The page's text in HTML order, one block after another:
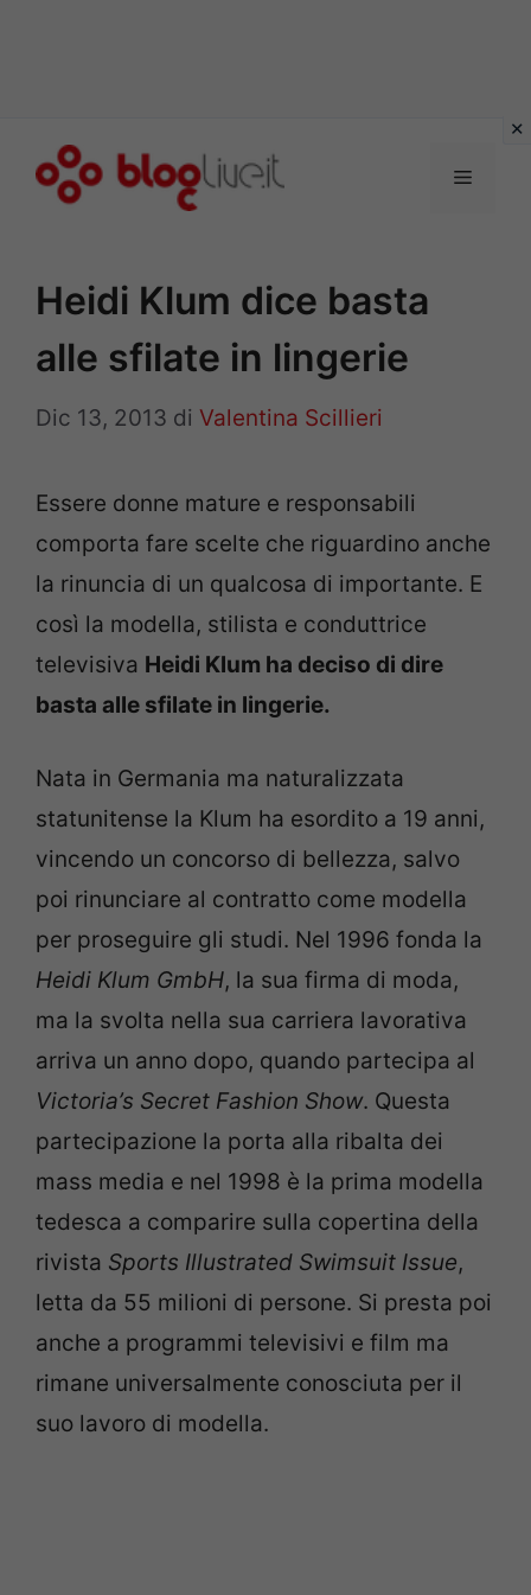
Menu
Heidi Klum dice basta
alle sfilate in lingerie
Dic 13, 2013 di Valentina Scillieri
Essere donne mature e responsabili
comporta fare scelte che riguardino anche
la rinuncia di un qualcosa di importante. E
così la modella, stilista e conduttrice
televisiva Heidi Klum ha deciso di dire
basta alle sfilate in lingerie.
Nata in Germania ma naturalizzata
statunitense la Klum ha esordito a 19 anni,
vincendo un concorso di bellezza, salvo
poi rinunciare al contratto come modella
per proseguire gli studi. Nel 1996 fonda la
Heidi Klum GmbH, la sua firma di moda,
ma la svolta nella sua carriera lavorativa
arriva un anno dopo, quando partecipa al
Victoria’s Secret Fashion Show. Questa
partecipazione la porta alla ribalta dei
mass media e nel 1998 è la prima modella
tedesca a comparire sulla copertina della
rivista Sports Illustrated Swimsuit Issue,
letta da 55 milioni di persone. Si presta poi
anche a programmi televisivi e film ma
rimane universalmente conosciuta per il
suo lavoro di modella.